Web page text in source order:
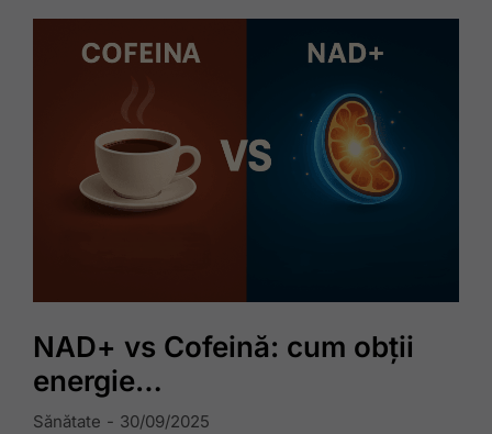
NAD+ vs Cofeină: cum obții
energie…
Sănătate 30/09/2025